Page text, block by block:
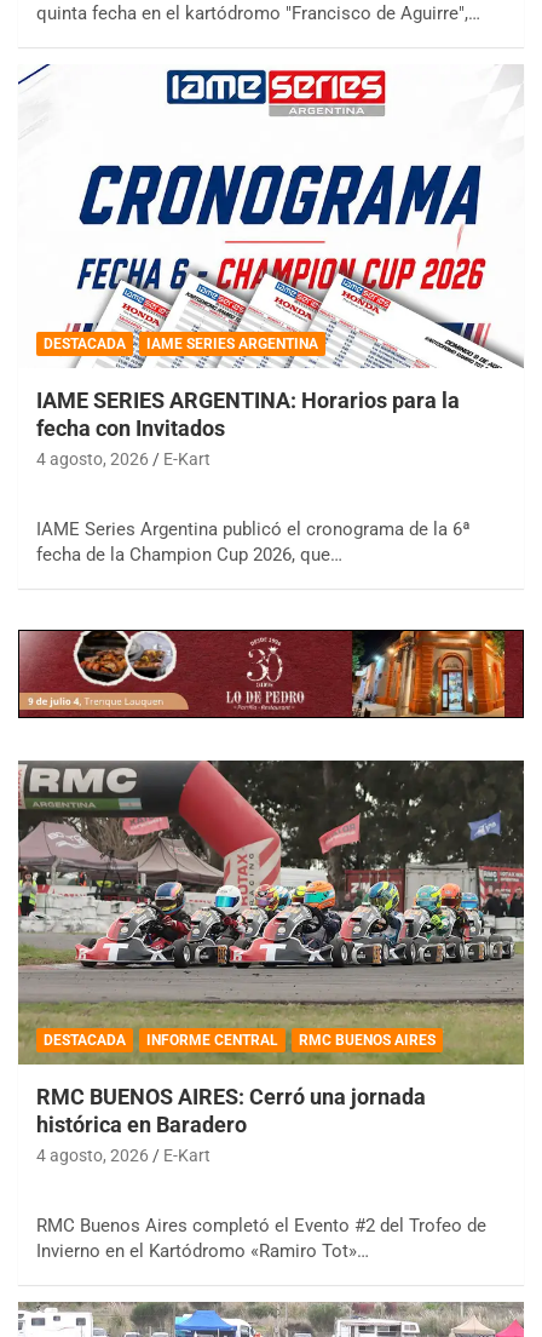
quinta fecha en el kartódromo "Francisco de Aguirre",…
DESTACADA IAME SERIES ARGENTINA
IAME SERIES ARGENTINA: Horarios para la
fecha con Invitados
4 agosto, 2026 E-Kart
IAME Series Argentina publicó el cronograma de la 6ª
fecha de la Champion Cup 2026, que…
DESTACADA INFORME CENTRAL RMC BUENOS AIRES
RMC BUENOS AIRES: Cerró una jornada
histórica en Baradero
4 agosto, 2026 E-Kart
RMC Buenos Aires completó el Evento #2 del Trofeo de
Invierno en el Kartódromo «Ramiro Tot»…